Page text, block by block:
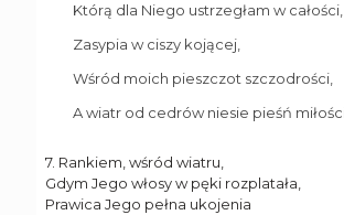
Którą dla Niego ustrzegłam w całości,
Zasypia w ciszy kojącej,
Wśród moich pieszczot szczodrości,
A wiatr od cedrów niesie pieśń
7. Rankiem, wśród wiatru,
Gdym Jego włosy w pęki rozplatała,
Prawica Jego pełna ukojenia